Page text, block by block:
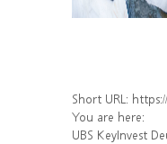
Short URL: https://
You are here:
UBS KeyInvest